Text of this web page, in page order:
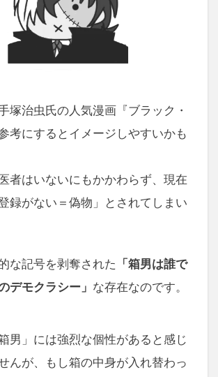
塚治虫氏の人気漫画『ブラック・
考にするとイメージしやすいかも
者はいないにもかかわらず、現在
録がない＝偽物」とされてしまい
な記号を剥奪された 「箱男は誰で
デモクラシー」 な存在なのです。
男」には強烈な個性があると感じ
んが、もし箱の中身が入れ替わっ